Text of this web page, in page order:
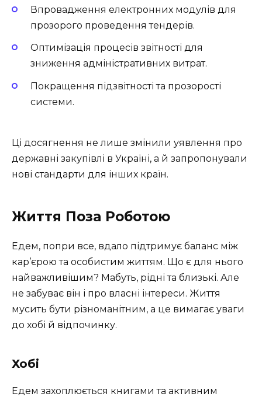
Впровадження електронних модулів для
прозорого проведення тендерів.
Оптимізація процесів звітності для
зниження адміністративних витрат.
Покращення підзвітності та прозорості
системи.
Ці досягнення не лише змінили уявлення про
державні закупівлі в Україні, а й запропонували
нові стандарти для інших країн.
Життя Поза Роботою
Едем, попри все, вдало підтримує баланс між
кар’єрою та особистим життям. Що є для нього
найважливішим? Мабуть, рідні та близькі. Але
не забуває він і про власні інтереси. Життя
мусить бути різноманітним, а це вимагає уваги
до хобі й відпочинку.
Хобі
Едем захоплюється книгами та активним